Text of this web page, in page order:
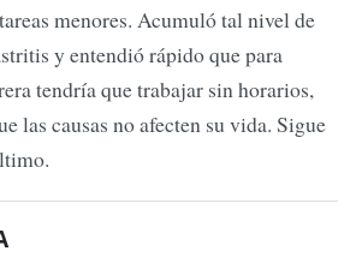
menores. Acumuló tal nivel de
y entendió rápido que para
tendría que trabajar sin horarios,
las causas no afecten su vida. Sigue